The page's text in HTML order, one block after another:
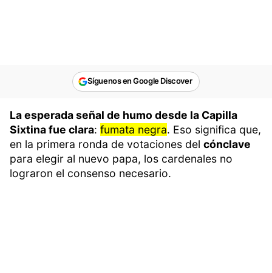
Síguenos en Google Discover
La esperada señal de humo desde la Capilla
Sixtina fue clara: fumata negra. Eso significa que,
en la primera ronda de votaciones del cónclave
para elegir al nuevo papa, los cardenales no
lograron el consenso necesario.